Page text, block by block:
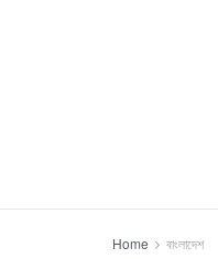
Home বাংলাদেশ